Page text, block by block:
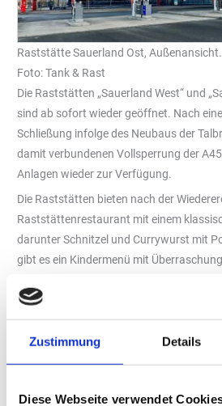
Zustimmung Details
Diese Webseite verwendet
Raststätte Sauerland Ost, Außenansicht.
Foto: Tank & Rast
Die Raststätten „Sauerland West“ und
sind ab sofort wieder geöffnet. Nach
Schließung infolge des Neubaus der
damit verbundenen Vollsperrung der
Anlagen wieder zur Verfügung.
Die Raststätten bieten nach der
Raststättenrestaurant mit einem
darunter Schnitzel und Currywurst mit
gibt es ein Kindermenü mit
Ergänzt wird das Angebot durch eine
Kaffeespezialitäten wie Cappuccino,
und Paninis – auch in vegetarischen
Zusätzlich stehen digitale